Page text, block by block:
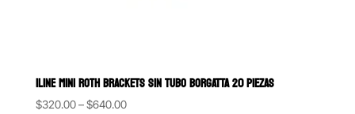
ILINE MINI ROTH BRACKETS SIN TUBO BORGATTA 20 PIEZAS
$320.00–$640.00Price